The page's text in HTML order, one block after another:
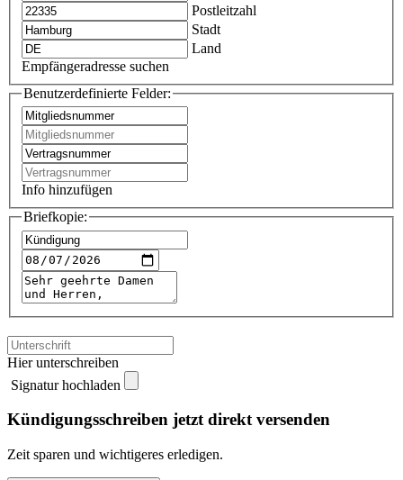
Postleitzahl
Stadt
Land
Empfängeradresse suchen
Benutzerdefinierte Felder:
Info hinzufügen
Briefkopie:
Hier unterschreiben
Signatur hochladen
Kündigungsschreiben jetzt direkt versenden
Zeit sparen und wichtigeres erledigen.